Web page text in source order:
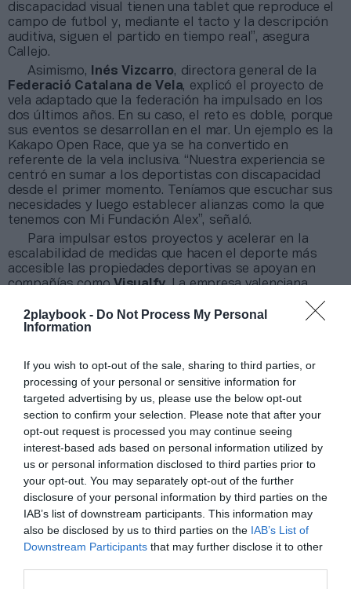
2playbook - Do Not Process My Personal
Information
If you wish to opt-out of the sale, sharing to third parties, or
processing of your personal or sensitive information for
targeted advertising by us, please use the below opt-out
section to confirm your selection. Please note that after your
opt-out request is processed you may continue seeing
interest-based ads based on personal information utilized by
us or personal information disclosed to third parties prior to
your opt-out. You may separately opt-out of the further
disclosure of your personal information by third parties on the
IAB’s list of downstream participants. This information may
also be disclosed by us to third parties on the IAB’s List of
Downstream Participants that may further disclose it to other
discapacidad visual tienen una tablet que reproduce el
campo de futbol y, mediante el tacto y la descripción
auditiva, siguen el partido en tiempo real”, asegura
Callejo.
Asimismo,
Inés Vizcarro, directora general de la
Federació Catalana de Vela, explicó el proyecto de
vela adaptado que la federación ha impulsado en los
dos últimos años. En su caso, el reto es doble, porque
sus eventos se desarrollan en el mar. Un ejemplo es la
Kakapo Open Race, que ya se ha convertido en
referente de la vela inclusiva. “Nuestra experiencia se
centró en sumar a los deportistas con discapacidad
desde el primer momento. Teníamos que escuchar sus
necesidades y luego establecer alianzas como la que
tenemos con Mi Fundación Alex”, señaló.
Para impulsar estos proyectos y acelerar en la
escalabilidad de medidas que hacen el deporte más
accesible las propiedades deportivas se apoyan en
compañías comoVisualfy. La empresa valenciana
desarrolla soluciones que permiten que alarmas de
incendios, avisos de evacuación, megafonía o alertas
médicas sean accesibles para personas con
Manel Alcaide
, CEO y Co-Founder de Visualfly, aseguró
que “la inclusión no debe entenderse como una norma a
cumplir sino como un valor. Nos beneficia a todos”. El
responsable de Visualfly explicó que su labor se centra
en la sordera situacional en el estadio, que es algo que
afecta a todos los aficionados al deporte.
El valor de la experiencia de los protagonistas
Los ponentes coincidieron en la importancia de la
transversalidad dentro de las organizacionesy en la
necesidad de contar con la opinión y la experiencia
de las personas con discapacidad. “Tiene que verse